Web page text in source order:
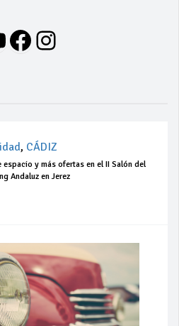
Facebook
Instagram
, CÁDIZ
espacio y más ofertas en el II Salón del
Andaluz en Jerez